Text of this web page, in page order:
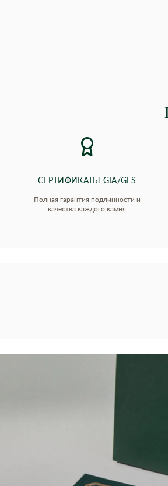
СЕРТИФИКАТЫ GIA/GLS
Полная гарантия подлинности и
качества каждого камня